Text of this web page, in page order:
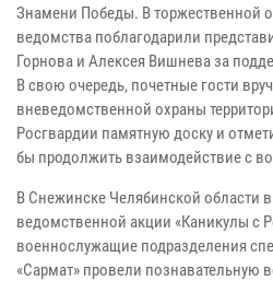
Знамени Победы. В торжественной
ведомства поблагодарили
Горнова и Алексея Вишнева за
В свою очередь, почетные гости
вневедомственной охраны
Росгвардии памятную доску и
бы продолжить взаимодействие с
В Снежинске Челябинской области
ведомственной акции «Каникулы с
военнослужащие подразделения
«Сармат» провели познавательную